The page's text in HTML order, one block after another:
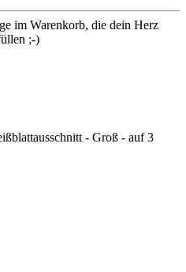
im Warenkorb, die dein Herz
;-)
- Groß - auf 3